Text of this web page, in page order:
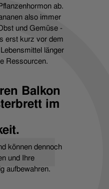
ab.
also immer
und Gemüse -
erst kurz vor dem
länger
Ressourcen.
Balkon
im
können dennoch
und Ihre
aufbewahren.